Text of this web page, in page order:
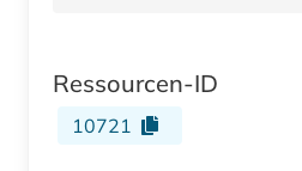
Ressourcen-ID
10721